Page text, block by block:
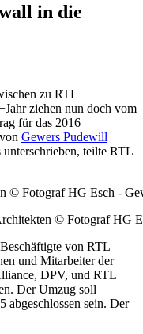
in die
zu RTL
ziehen nun doch vom
für das 2016
Gewers Pudewill
unterschrieben, teilte RTL
© Fotograf HG
von RTL
und Mitarbeiter der
DPV, und RTL
Der Umzug soll
abgeschlossen sein. Der